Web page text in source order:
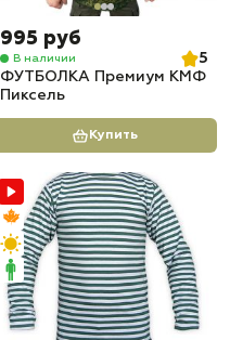
995 руб
В наличии
5
ФУТБОЛКА Премиум КМФ
Пиксель
Купить